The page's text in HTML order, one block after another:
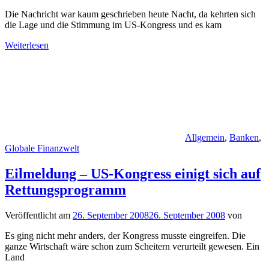
Die Nachricht war kaum geschrieben heute Nacht, da kehrten sich
die Lage und die Stimmung im US-Kongress und es kam
Weiterlesen
Allgemein, Banken,
Globale Finanzwelt
Eilmeldung – US-Kongress einigt sich auf
Rettungsprogramm
Veröffentlicht am 26. September 200826. September 2008 von
Es ging nicht mehr anders, der Kongress musste eingreifen. Die
ganze Wirtschaft wäre schon zum Scheitern verurteilt gewesen. Ein
Land